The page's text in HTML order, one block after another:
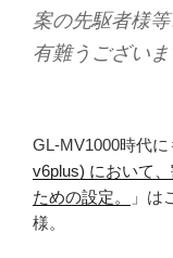
案の先駆者様等
有難うございま
GL-MV1000時代に
v6plus) において
ための設定。
」は
様。